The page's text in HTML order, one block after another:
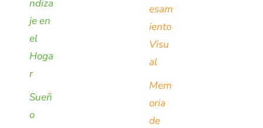
ndiza
je en
el
Hoga
r
Sueñ
o
esam
iento
Visu
al
Mem
oria
de